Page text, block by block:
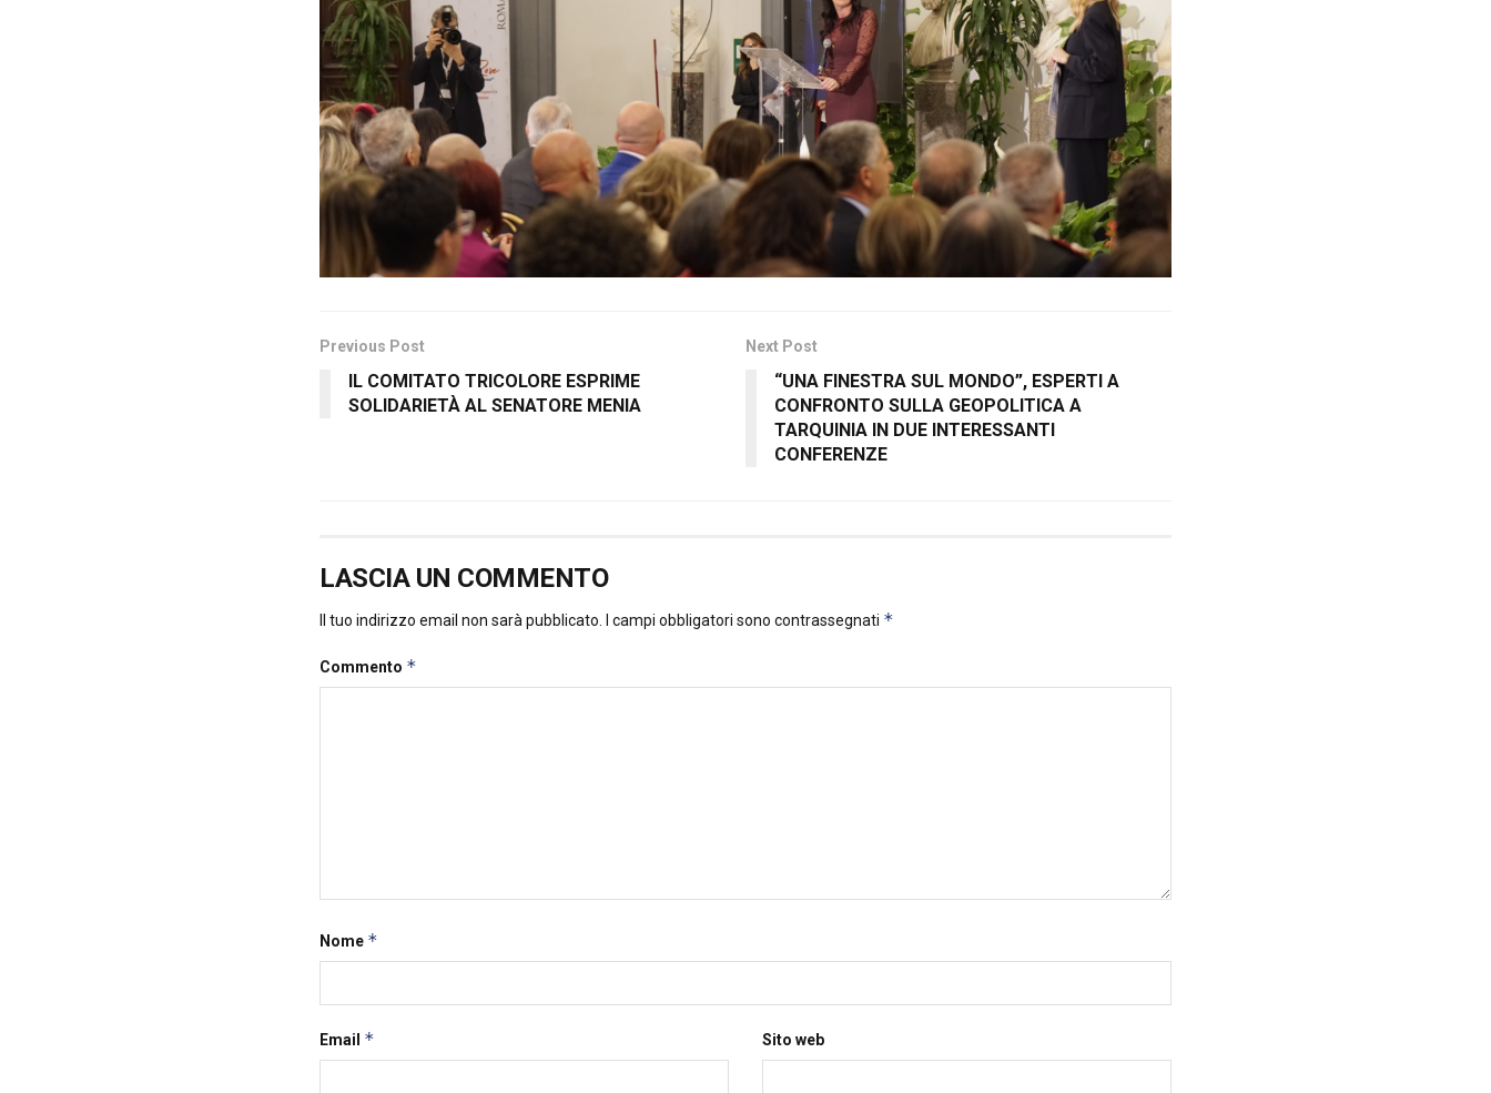
Previous Post
IL COMITATO TRICOLORE ESPRIME
SOLIDARIETÀ AL SENATORE MENIA
Next Post
“UNA FINESTRA SUL MONDO”, ESPERTI A
CONFRONTO SULLA GEOPOLITICA A
TARQUINIA IN DUE INTERESSANTI
CONFERENZE
LASCIA UN COMMENTO
Il tuo indirizzo email non sarà pubblicato. I campi obbligatori sono contrassegnati *
Commento *
Nome *
Email * Sito web